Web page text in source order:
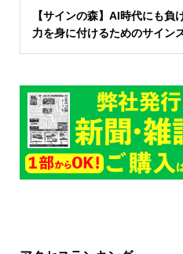
【サインの森】AI時代にも
力を身に付けるためのサイン